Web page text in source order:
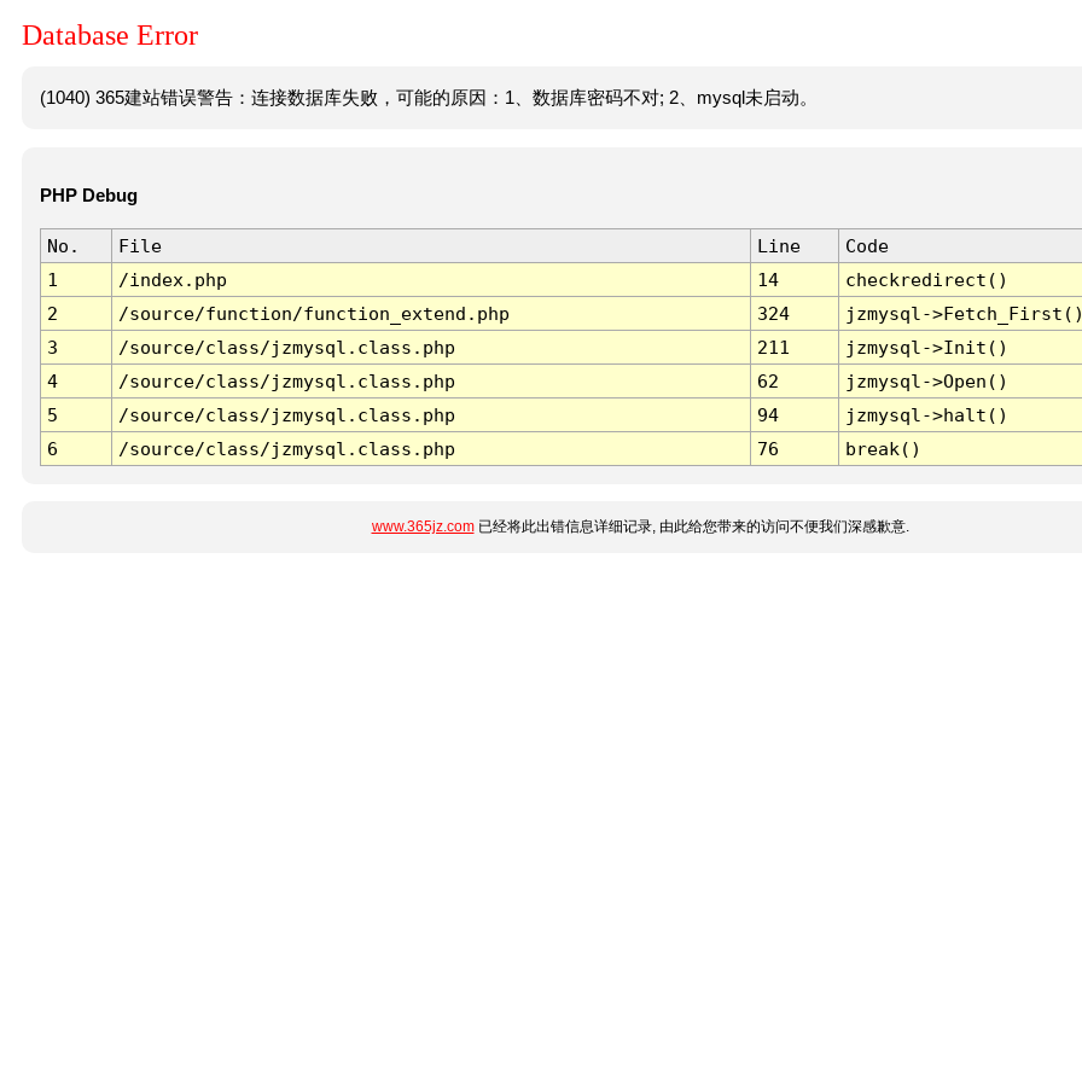
Database Error
(1040) 365建站错误警告：连接数据库失败，可能的原因：1、数据库密码不对; 2、mysql未启动。
PHP Debug
No. File Line
Code
1
/index.php 14
checkredirect()
2
/source/function/function_extend.php 324
jzmysql-
3
/source/class/jzmysql.class.php 211
jzmysql->Init()
4
/source/class/jzmysql.class.php 62
jzmysql->Open()
5
/source/class/jzmysql.class.php 94
jzmysql->halt()
6
/source/class/jzmysql.class.php 76 break()
www.365jz.com已经将此出错信息详细记录, 由此给您带来的访问不便我们深感歉意.